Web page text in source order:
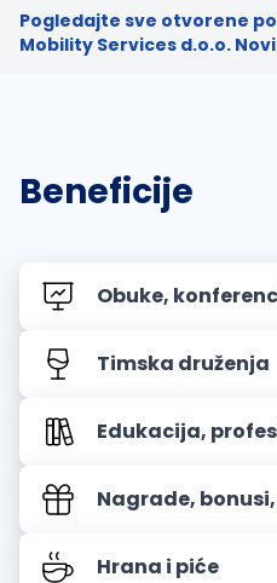
Pogledajte sve otvorene
Mobility Services d.o.o.
Beneficije
Obuke,
Timska druženja
Edukacija,
Nagrade,
Hrana i piće